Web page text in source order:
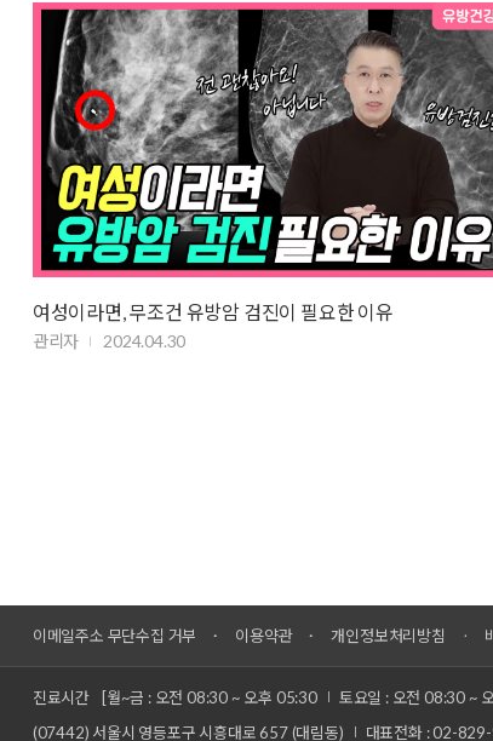
여성이라면, 무조건 유방암 검진이 필요한 이유
관리자 2024.04.30
이메일주소 무단수집 거부 이용약관 개인정보처리방침
진료시간 [월~금 : 오전 08:30 ~ 오후 05:30 토요일 : 오전 08:30 ~
(07442) 서울시 영등포구 시흥대로 657 (대림동)
대표전화 : 02-